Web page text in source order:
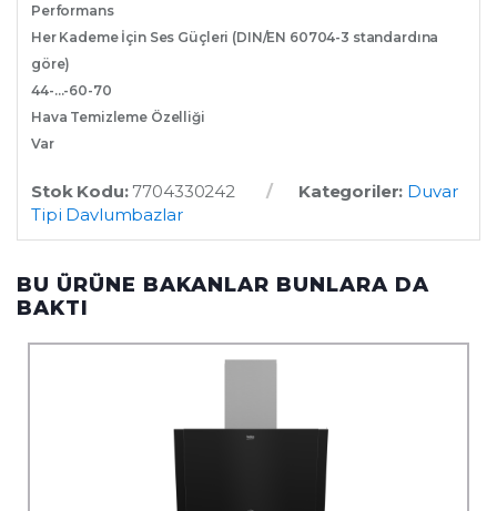
Performans
Her Kademe İçin Ses Güçleri (DIN/EN 60704-3 standardına
göre)
44-…-60-70
Hava Temizleme Özelliği
Var
Stok Kodu: 7704330242 Kategoriler: Duvar
Tipi Davlumbazlar
BU ÜRÜNE BAKANLAR BUNLARA DA
BAKTI